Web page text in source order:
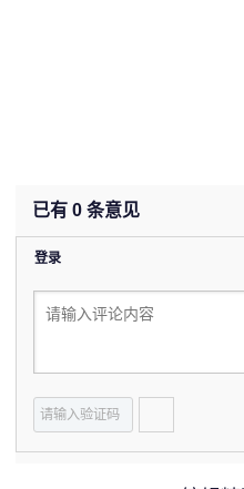
已有 0 条意见
登录